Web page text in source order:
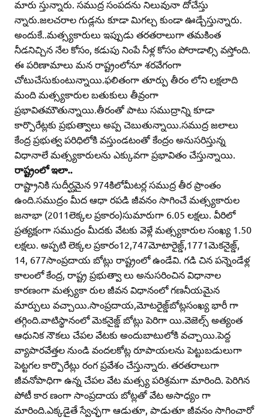
మారు స్తున్నారు. సముద్ర సంపదను నిలువునా దోచేస్తు
న్నారు.జలచరాల గుడ్లను కూడా మిగల్చ కుండా ఊడ్చేస్తున్నారు.
అందుకే..మత్స్యకారులు ఇప్పుడు తరతరాలుగా తమకింత
నీడనిచ్చిన నేల కోసం, కడుపు నింపే నీళ్ల కోసం పోరాడాల్సి వస్తోంది.
ఈ పరిణామాలు మన రాష్ట్రంలోనూ శరవేగంగా
చోటుచేసుకుంటున్నాయి.ఫలితంగా తూర్పు తీరం లోని లక్షలాది
మంది మత్స్యకారుల బతుకులు తీవ్రంగా
ప్రభావితమౌతున్నాయి.తీరంతో పాటు సముద్రాన్ని కూడా
కార్పొరేట్లకు ప్రభుత్వాలు అప్ప చెబుతున్నాయి.సముద్ర జలాలు
కేంద్ర ప్రభుత్వ పరిధిలోకి వస్తుండటంతో కేంద్రం అనుసరిస్తున్న
విధానాలే మత్స్యకారులను ఎక్కువగా ప్రభావితం చేస్తున్నాయి.
రాష్ట్రంలో ఇలా..
రాష్ట్రానికి సుదీర్ఘమైన 974కిలోమీటర్ల సముద్ర తీర ప్రాంతం
ఉంది.సముద్రం మీద ఆధా రపడి జీవనం సాగించే మత్స్యకారుల
జనాభా (2011లెక్కల ప్రకారం)సుమారుగా 6.05 లక్షలు. వీరిలో
ప్రత్యక్షంగా సముద్రం మీదకు వేటకు వెళ్లే మత్స్యకారుల సంఖ్య 1.50
లక్షలు. అప్పటి లెక్కల ప్రకారం12,747మోటారైజ్డ్‌,1771మెకనైజ్డ్‌,
14, 677సాంప్రదాయ బోట్లు రాష్ట్రంలో ఉండేవి. గడి చిన పన్నెండేళ్ల
కాలంలో కేంద్ర, రాష్ట్ర ప్రభుత్వా లు అనుసరించిన విధానాల
కారణంగా మత్స్యకా రుల జీవన విధానంలో గణనీయమైన
మార్పులు వచ్చాయి.సాంప్రదాయ,మోటరైజ్డ్‌బోట్లసంఖ్య భారీ గా
తగ్గింది.వాటిస్థానంలో మెకనైజ్డ్‌ బోట్లు పెరిగా యి.వెజెల్స్‌ అత్యంత
ఆధునిక నౌకలు చేపల వేటకు అందుబాటులోకి వచ్చాయి.పెద్ద
వ్యాపారవేత్తల నుండి వందలకోట్ల రూపాయలను పెట్టుబడులుగా
పెట్టగల కార్పొరేట్లు రంగ ప్రవేశం చేస్తున్నారు. తరతరాలుగా
జీవనోపాధిగా ఉన్న చేపల వేట మత్స్య పరిశ్రమగా మారింది. పెరిగిన
పోటీ కార ణంగా సాంప్రదాయ బోట్లతో వేట అసాధ్యం గా
మారింది.ఎక్కడైతే స్వేచ్ఛగా ఆడుతూ, పాడుతూ జీవనం సాగించారో